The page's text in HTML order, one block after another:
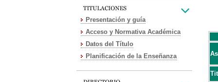
Presentación y guía
Acceso y Normativa Académica
Datos del Título
Planificación de la Enseñanza